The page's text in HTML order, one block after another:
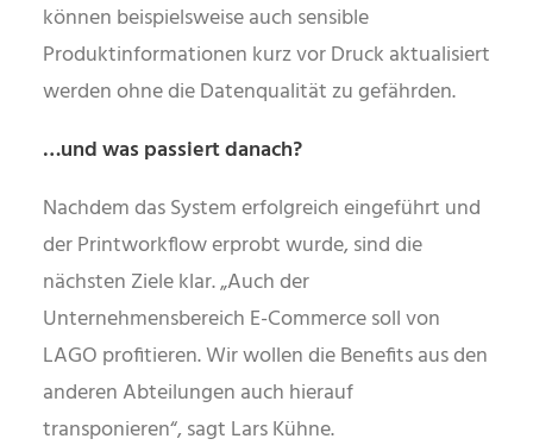
können beispielsweise auch sensible
Produktinformationen kurz vor Druck aktualisiert
werden ohne die Datenqualität zu gefährden.
…und was passiert danach?
Nachdem das System erfolgreich eingeführt und
der Printworkflow erprobt wurde, sind die
nächsten Ziele klar. „Auch der
Unternehmensbereich E-Commerce soll von
LAGO profitieren. Wir wollen die Benefits aus den
anderen Abteilungen auch hierauf
transponieren“, sagt Lars Kühne.